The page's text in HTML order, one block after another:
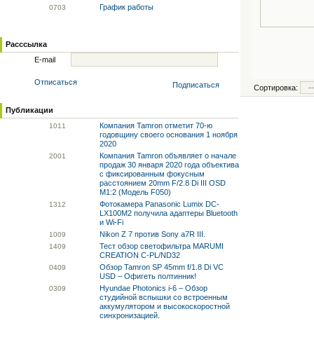
0703 График работы
Расссылка
E-mail
Отписаться Подписаться
Публикации
1011
Компания Tamron отметит 70-ю
годовщину своего основания 1 ноября
2020
2001
Компания Tamron объявляет о начале
продаж 30 января 2020 года объектива
с фиксированным фокусным
расстоянием 20mm F/2.8 Di III OSD
M1:2 (Модель F050)
1312
Фотокамера Panasonic Lumix DC-
LX100M2 получила адаптеры Bluetooth
и Wi-Fi
1009 Nikon Z 7 против Sony a7R III.
1409
Тест обзор светофильтра MARUMI
CREATION C-PL/ND32
0409
Обзор Tamron SP 45mm f/1.8 Di VC
USD – Офигеть полтинник!
0309
Hyundae Photonics i-6 – Обзор
студийной вспышки со встроенным
аккумулятором и высокоскоростной
синхронизацией.
Сортировка: